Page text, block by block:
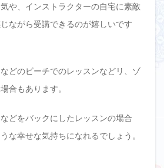
や、インストラクターの自宅に素敵
ながら受講できるのが嬉しいです
どのビーチでのレッスンなどリ、ゾ
合もあります。
どをバックにしたレッスンの場合
な幸せな気持ちになれるでしょう。